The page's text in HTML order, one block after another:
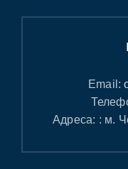
Email:
Адреса: : м.